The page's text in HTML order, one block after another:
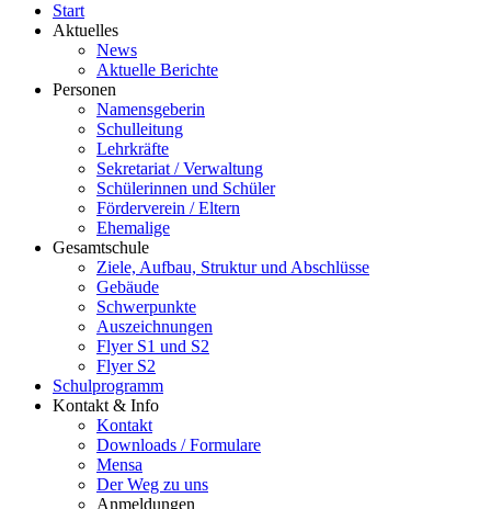
Start
Aktuelles
News
Aktuelle Berichte
Personen
Namensgeberin
Schulleitung
Lehrkräfte
Sekretariat / Verwaltung
Schülerinnen und Schüler
Förderverein / Eltern
Ehemalige
Gesamtschule
Ziele, Aufbau, Struktur und Abschlüsse
Gebäude
Schwerpunkte
Auszeichnungen
Flyer S1 und S2
Flyer S2
Schulprogramm
Kontakt & Info
Kontakt
Downloads / Formulare
Mensa
Der Weg zu uns
Anmeldungen